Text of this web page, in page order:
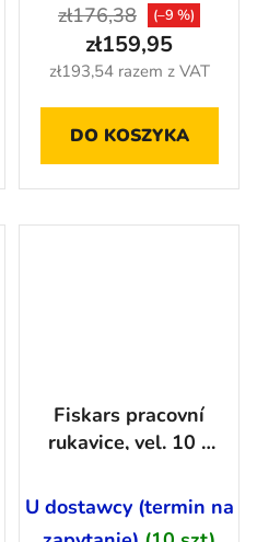
zł193,54 razem z VAT
zł159,95
zł176,38 (–9 %)
DO KOSZYKA
Fiskars pracovní
rukavice, vel. 10 -
U dostawcy (termin na